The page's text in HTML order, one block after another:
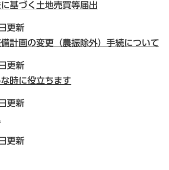
基づく土地売買等届出
更新
計画の変更（農振除外）手続について
更新
時に役立ちます
更新
更新